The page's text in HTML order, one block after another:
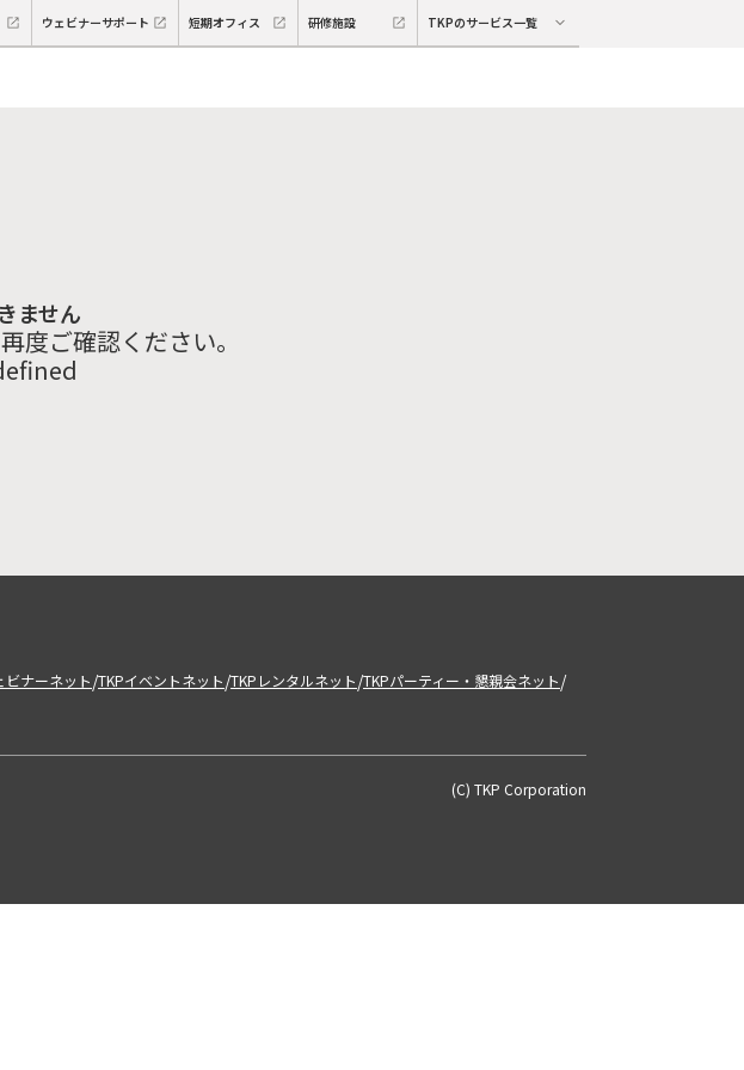
ウェビナーサポート 短期オフィス 研修施設 TKPのサービス一覧
ません
度ご確認ください。
ビナーネット/TKPイベントネット/TKPレンタルネット/TKPパーティー・懇親会ネット/
(C) TKP Corporation